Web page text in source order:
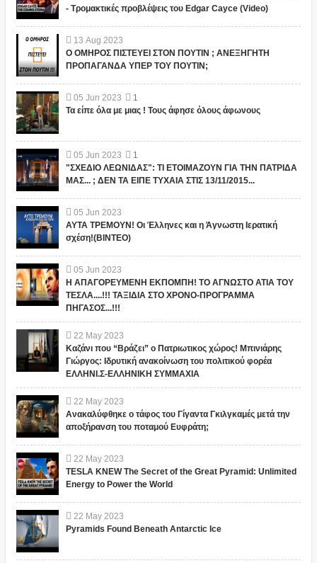
- Τρομακτικές προβλέψεις του Edgar Cayce (Video)
13 Aug 2023
Ο ΟΜΗΡΟΣ ΠΙΣΤΕΥΕΙ ΣΤΟΝ ΠΟΥΤΙΝ ; ΑΝΕΞΗΓΗΤΗ
ΠΡΟΠΑΓΑΝΔΑ ΥΠΕΡ ΤΟΥ ΠΟΥΤΙΝ;
05 Jun 2023
1
Τα είπε όλα με μιας ! Τους άφησε όλους άφωνους
05 Jun 2023
1
"ΣΧΕΔΙΟ ΛΕΩΝΙΔΑΣ": ΤΙ ΕΤΟΙΜΑΖΟΥΝ ΓΙΑ ΤΗΝ ΠΑΤΡΙΔΑ
ΜΑΣ... ; ΔΕΝ ΤΑ ΕΙΠΕ ΤΥΧΑΙΑ ΣΤΙΣ 13/11/2015...
05 Jun 2023
ΑΥΤΑ ΤΡΕΜΟΥΝ! Οι Έλληνες και η Άγνωστη Ιερατική
σχέση!(ΒΙΝΤΕΟ)
05 Jun 2023
Η ΑΠΑΓΟΡΕΥΜΕΝΗ ΕΚΠΟΜΠΗ! ΤΟ ΑΓΝΩΣΤΟ ΑΤΙΑ ΤΟΥ
ΤΕΣΛΑ....!!! ΤΑΞΙΔΙΑ ΣΤΟ ΧΡΟΝΟ-ΠΡΟΓΡΑΜΜΑ
ΠΗΓΑΣΟΣ...!!!
22 May 2023
Καζάνι που “Βράζει” ο Πατριωτικος χώρος! Μπινιάρης
Γιώργος: Ιδρυτική ανακοίνωση του πολιτικού φορέα
ΕΛΛΗΝΙ.Σ-ΕΛΛΗΝΙΚΗ ΣΥΜΜΑΧΙΑ
22 May 2023
Ανακαλύφθηκε ο τάφος του Γίγαντα Γκιλγκαμές μετά την
αποξήρανση του ποταμού Ευφράτη;
22 May 2023
TESLA KNEW The Secret of the Great Pyramid: Unlimited
Energy to Power the World
22 May 2023
Pyramids Found Beneath Antarctic Ice